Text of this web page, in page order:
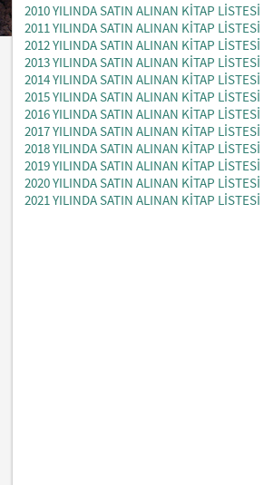
2010 YILINDA SATIN ALINAN KİTAP LİSTESİ
2011 YILINDA SATIN ALINAN KİTAP LİSTESİ
2012 YILINDA SATIN ALINAN KİTAP LİSTESİ
2013 YILINDA SATIN ALINAN KİTAP LİSTESİ
2014 YILINDA SATIN ALINAN KİTAP LİSTESİ
2015 YILINDA SATIN ALINAN KİTAP LİSTESİ
2016 YILINDA SATIN ALINAN KİTAP LİSTESİ
2017 YILINDA SATIN ALINAN KİTAP LİSTESİ
2018 YILINDA SATIN ALINAN KİTAP LİSTESİ
2019 YILINDA SATIN ALINAN KİTAP LİSTESİ
2020 YILINDA SATIN ALINAN KİTAP LİSTESİ
2021 YILINDA SATIN ALINAN KİTAP LİSTESİ